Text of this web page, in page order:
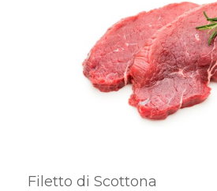
Filetto di Scottona